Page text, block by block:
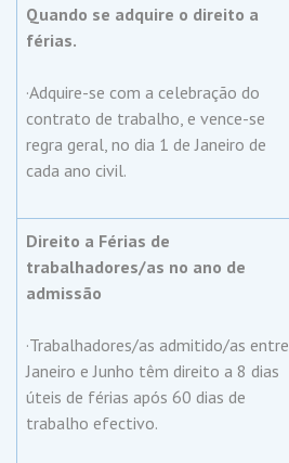
Quando se adquire o direito a
férias.
·Adquire-se com a celebração do
contrato de trabalho, e vence-se
regra geral, no dia 1 de Janeiro de
cada ano civil.
Direito a Férias de
trabalhadores/as no ano de
admissão
·Trabalhadores/as admitido/as entre
Janeiro e Junho têm direito a 8 dias
úteis de férias após 60 dias de
trabalho efectivo.